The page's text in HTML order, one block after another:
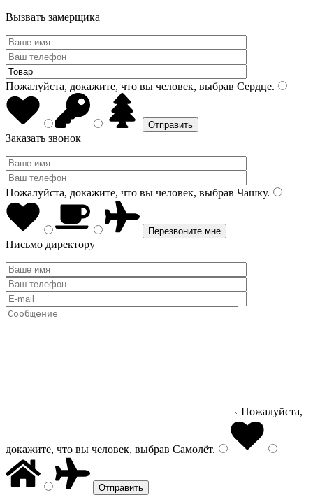
Вызвать замерщика
Пожалуйста, докажите, что вы человек, выбрав Сердце.
Заказать звонок
Пожалуйста, докажите, что вы человек, выбрав Чашку.
Письмо директору
Пожалуйста,
докажите, что вы человек, выбрав Самолёт.